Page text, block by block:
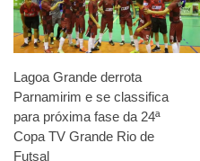
Lagoa Grande derrota
Parnamirim e se classifica
para próxima fase da 24ª
Copa TV Grande Rio de
Futsal